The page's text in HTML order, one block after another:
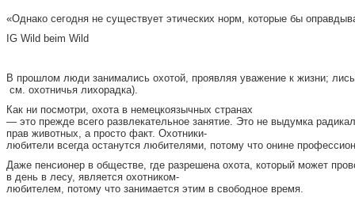
«Однако сегодня не существует этических норм, которые бы
IG Wild beim Wild
В прошлом люди занимались охотой, проявляя уважение к жизни;
см. охотничья лихорадка).
Как ни посмотри, охота в немецкоязычных странах
— это прежде всего развлекательное занятие. Это не выдумка
прав животных, а просто факт. Охотники-
любители всегда останутся любителями, потому что онине
Даже пенсионер в обществе, где разрешена охота, который может
в день в лесу, является охотником-
любителем, потому что занимается этим в свободное время.